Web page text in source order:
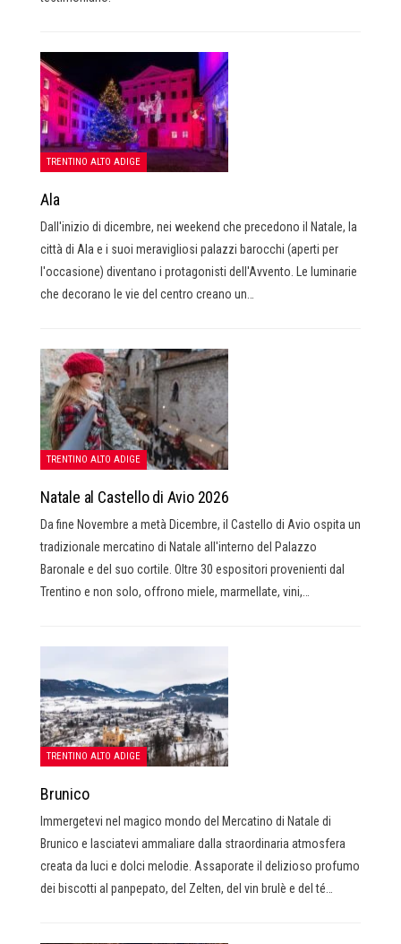
TRENTINO ALTO ADIGE
Ala
Dall'inizio di dicembre, nei weekend che precedono il Natale, la
città di Ala e i suoi meravigliosi palazzi barocchi (aperti per
l'occasione) diventano i protagonisti dell'Avvento. Le luminarie
che decorano le vie del centro creano un…
TRENTINO ALTO ADIGE
Natale al Castello di Avio 2026
Da fine Novembre a metà Dicembre, il Castello di Avio ospita un
tradizionale mercatino di Natale all'interno del Palazzo
Baronale e del suo cortile. Oltre 30 espositori provenienti dal
Trentino e non solo, offrono miele, marmellate, vini,…
TRENTINO ALTO ADIGE
Brunico
Immergetevi nel magico mondo del Mercatino di Natale di
Brunico e lasciatevi ammaliare dalla straordinaria atmosfera
creata da luci e dolci melodie. Assaporate il delizioso profumo
dei biscotti al panpepato, del Zelten, del vin brulè e del té…